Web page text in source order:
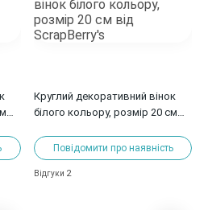
Круглий декоративний вінок
білого кольору, розмір 20 см
Повідомити про наявність
Відгуки 2